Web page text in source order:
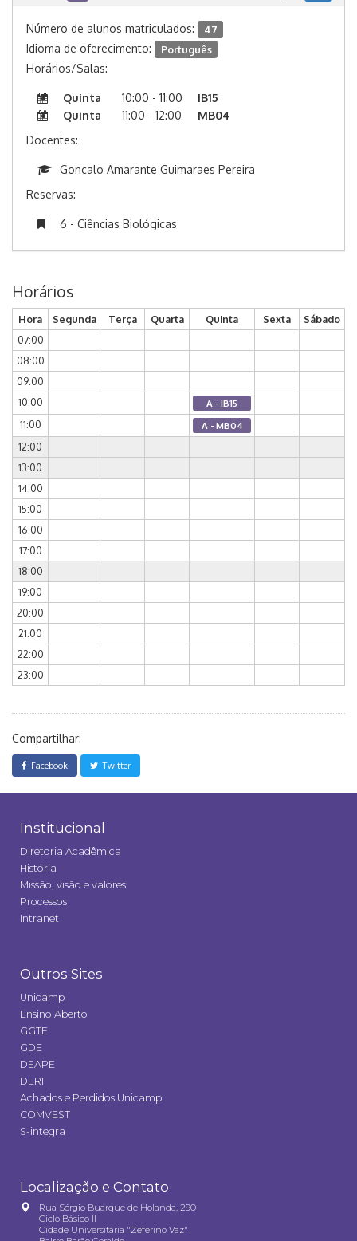
Número de alunos matriculados: 47
Idioma de oferecimento: Português
Horários/Salas:
Quinta 10:00 - 11:00
IB15
Quinta
11:00 - 12:00
MB04
Docentes:
Goncalo Amarante Guimaraes Pereira
Reservas:
6 - Ciências Biológicas
Horários
Hora Segunda Terça Quarta Quinta Sexta
Sábado
07:00
08:00
09:00
10:00
A - IB15
11:00 A - MB04
12:00
13:00
14:00
15:00
16:00
17:00
18:00
19:00
20:00
21:00
22:00
23:00
Compartilhar:
Facebook Twitter
Institucional
Diretoria Acadêmica
História
Missão, visão e valores
Processos
Intranet
Outros Sites
Unicamp
Ensino Aberto
GGTE
GDE
DEAPE
DERI
Achados e Perdidos Unicamp
COMVEST
S-integra
Localização e Contato
Rua Sérgio Buarque de Holanda, 290
Ciclo Básico II
Cidade Universitária "Zeferino Vaz"